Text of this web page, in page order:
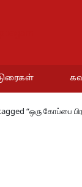
“ஒரு கோப்பை